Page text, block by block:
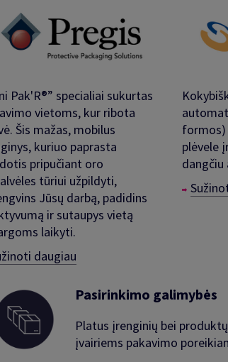
Pak'R®” specialiai sukurtas
vietoms, kur ribota
Šis mažas, mobilus
kuriuo paprasta
pripučiant oro
tūriui užpildyti,
Jūsų darbą, padidins
ir sutaupys vietą
laikyti.​
daugiau
formos)
plėvele
Pasirinkimo galimybės
Platus įrenginių bei
įvairiems pakavimo